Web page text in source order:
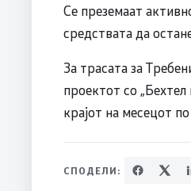
Се преземаат
средствата да
За трасата за
проектот со
крајот на месецот
СПОДЕЛИ: